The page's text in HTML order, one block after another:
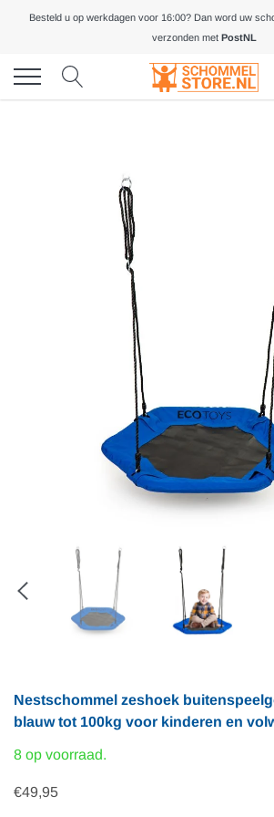
inhoud
Besteld u op werkdagen voor 16:00? Dan word uw
verzonden met PostNL
Nestschommel zeshoek
blauw tot 100kg voor kinderen en
8 op voorraad.
€49,95